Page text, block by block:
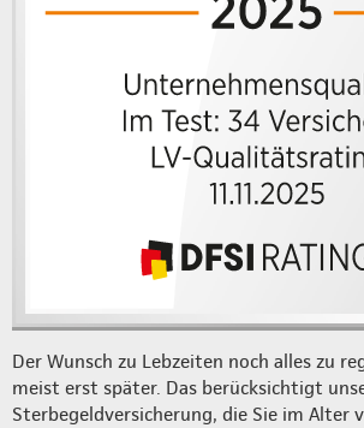
Der Wunsch zu Lebzeiten noch alles zu
meist erst später. Das berücksichtigt
Sterbegeldversicherung, die Sie im Alter